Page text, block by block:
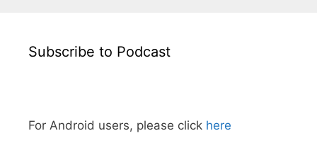
Subscribe to Podcast
For Android users, please click here